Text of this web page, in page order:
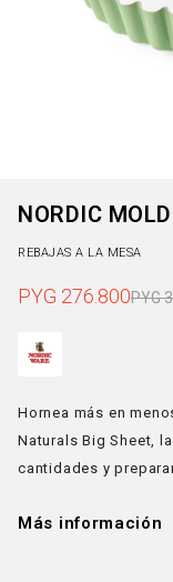
NORDIC
REBAJAS A LA MESA
PYG 276.800PYG
Hornea más en
Naturals Big Sheet,
cantidades y
Más información